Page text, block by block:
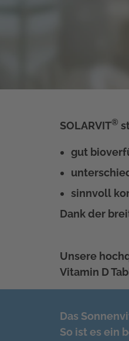
SOLARVIT®
gut
sinnvoll
Dank der
Unsere
Vitamin D
Das
So ist es ein